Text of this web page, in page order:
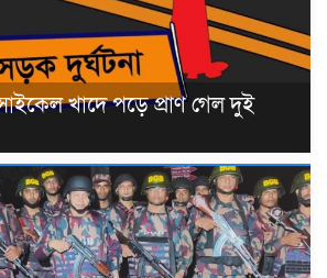
খাদে পড়ে প্রাণ গেল দুই